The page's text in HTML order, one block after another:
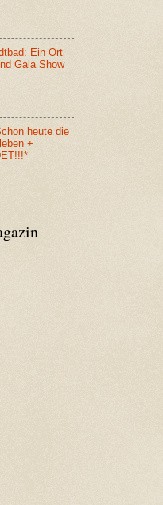
Ein Ort
Gala Show
heute die
+